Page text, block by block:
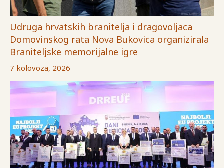
Udruga hrvatskih branitelja i dragovoljaca
Domovinskog rata Nova Bukovica organizirala
Braniteljske memorijalne igre
7 kolovoza, 2026